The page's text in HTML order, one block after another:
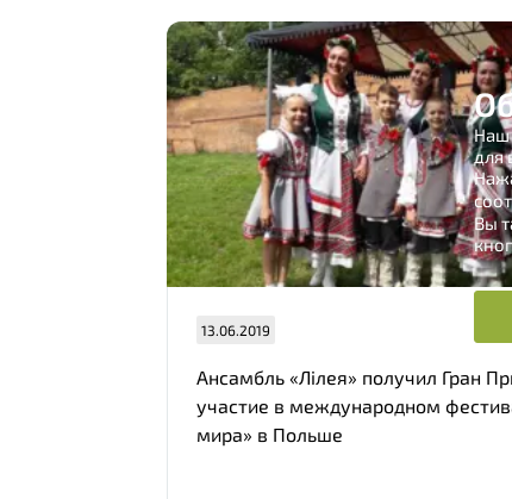
13.06.2019
Ансамбль «Лiлея» получил Гран
участие в международном
мира» в Польше
Наш
для
Вы